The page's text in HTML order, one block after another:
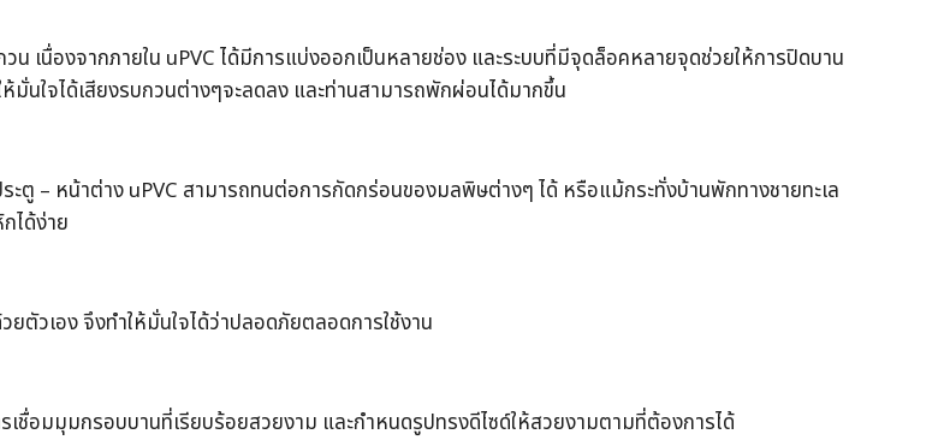
เนื่องจากภายใน uPVC ได้มีการแบ่งออกเป็นหลายช่อง และระบบที่มีจุดล็อคหลายจุดช่วยให้การปิดบาน
นใจได้เสียงรบกวนต่างๆจะลดลง และท่านสามารถพักผ่อนได้มากขึ้น
ตู – หน้าต่าง uPVC สามารถทนต่อการกัดกร่อนของมลพิษต่างๆ ได้ หรือแม้กระทั่งบ้านพักทางชายทะเล
ได้ง่าย
ตัวเอง จึงทำให้มั่นใจได้ว่าปลอดภัยตลอดการใช้งาน
ชื่อมมุมกรอบบานที่เรียบร้อยสวยงาม และกำหนดรูปทรงดีไซด์ให้สวยงามตามที่ต้องการได้